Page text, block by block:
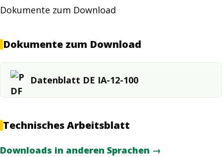
Dokumente zum Download
Dokumente zum Download
Datenblatt DE IA-12-100
Technisches Arbeitsblatt
Downloads in anderen Sprachen →